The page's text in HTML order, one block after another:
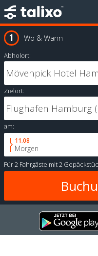
Wo & Wann
Abholort:
Zielort:
am:
11.08
Morgen
Für2 Fahrgäste mit2